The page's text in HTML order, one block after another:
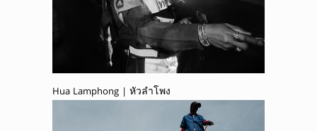
Hua Lamphong | หัวลำโพง